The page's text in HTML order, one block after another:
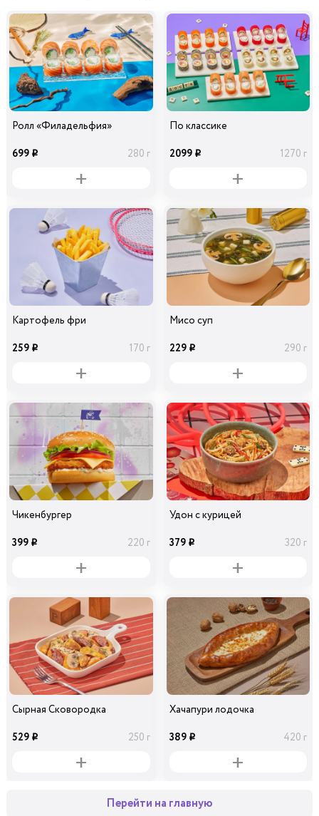
Ролл «Филадельфия»
699 i 280 г
По классике
2099 i 1270 г
Картофель фри
259 i 170 г
Мисо суп
229 i 290 г
Чикенбургер
399 i 220 г
Удон с курицей
379 i 320 г
Сырная Сковородка
529 i 250 г
Хачапури лодочка
389 i 420 г
Перейти на главную